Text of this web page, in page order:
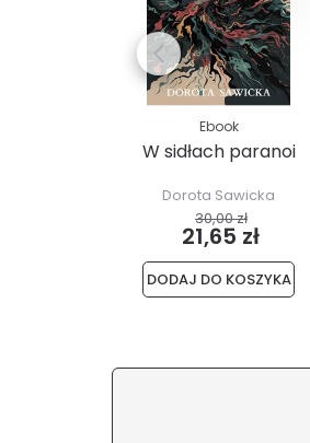
Ebook
W sidłach paranoi
Dorota Sawicka
30,00 zł
21,65 zł
DODAJ DO KOSZYKA